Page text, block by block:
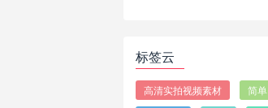
标签云
高清实拍视频素材 简单